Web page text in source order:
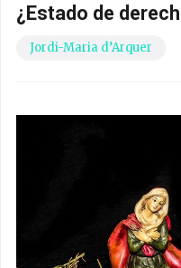
¿Estado de
Jordi-Maria d’Arquer